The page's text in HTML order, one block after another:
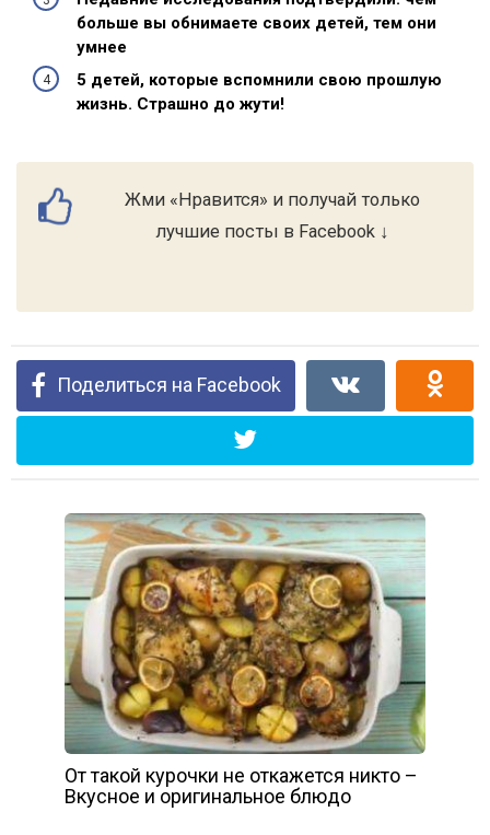
больше вы обнимаете своих детей, тем они
умнее
5 детей, которые вспомнили свою прошлую
жизнь. Страшно до жути!
Жми «Нравится» и получай только
лучшие посты в Facebook ↓
Поделиться на Facebook
От такой курочки не откажется никто –
Вкусное и оригинальное блюдо